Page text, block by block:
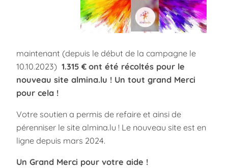
maintenant (depuis le début de la campagne le
10.10.2023) 1.315 € ont été récoltés pour le
nouveau site almina.lu ! Un tout grand Merci
pour cela !
Votre soutien a permis de refaire et ainsi de
pérenniser le site almina.lu ! Le nouveau site est en
ligne depuis mars 2024.
Un Grand Merci pour votre aide !